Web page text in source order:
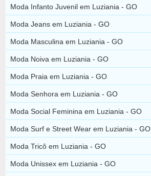
Moda Infanto Juvenil em Luziania - GO
Moda Jeans em Luziania - GO
Moda Masculina em Luziania - GO
Moda Noiva em Luziania - GO
Moda Praia em Luziania - GO
Moda Senhora em Luziania - GO
Moda Social Feminina em Luziania - GO
Moda Surf e Street Wear em Luziania - GO
Moda Tricô em Luziania - GO
Moda Unissex em Luziania - GO